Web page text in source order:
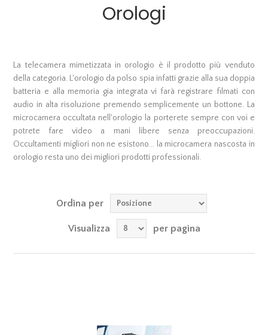
Orologi
La telecamera mimetizzata in orologio è il prodotto più venduto
della categoria. L'orologio da polso spia infatti grazie alla sua doppia
batteria e alla memoria gia integrata vi farà registrare filmati con
audio in alta risoluzione premendo semplicemente un bottone. La
microcamera occultata nell'orologio la porterete sempre con voi e
potrete fare video a mani libere senza preoccupazioni.
Occultamenti migliori non ne esistono... la microcamera nascosta in
orologio resta uno dei migliori prodotti professionali.
Ordina per
Visualizza per pagina